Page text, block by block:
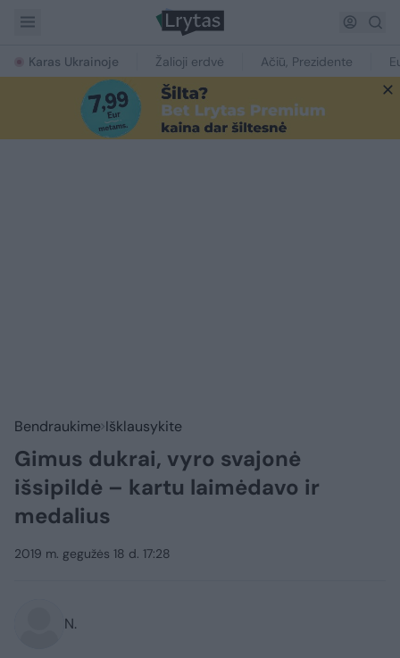
Karas Ukrainoje Žalioji erdvė Ačiū, Prezidente
Bendraukime Išklausykite
Gimus dukrai, vyro svajonė
išsipildė – kartu laimėdavo ir
medalius
2019 m. gegužės 18 d. 17:28
N.